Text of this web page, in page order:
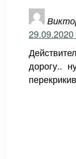
дорогу..